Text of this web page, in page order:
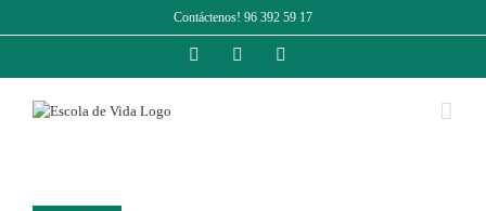
Contáctenos! 96 392 59 17
FacebookInstagram